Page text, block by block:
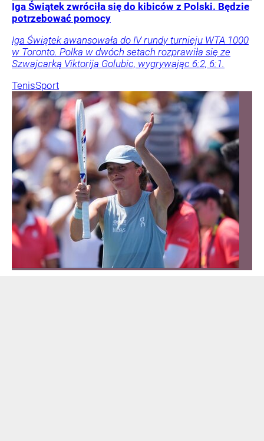
Iga Świątek zwróciła się do kibiców z Polski. Będzie
potrzebować pomocy
Iga Świątek awansowała do IV rundy turnieju WTA 1000
w Toronto. Polka w dwóch setach rozprawiła się ze
Szwajcarką Viktorija Golubic, wygrywając 6:2, 6:1.
TenisSport